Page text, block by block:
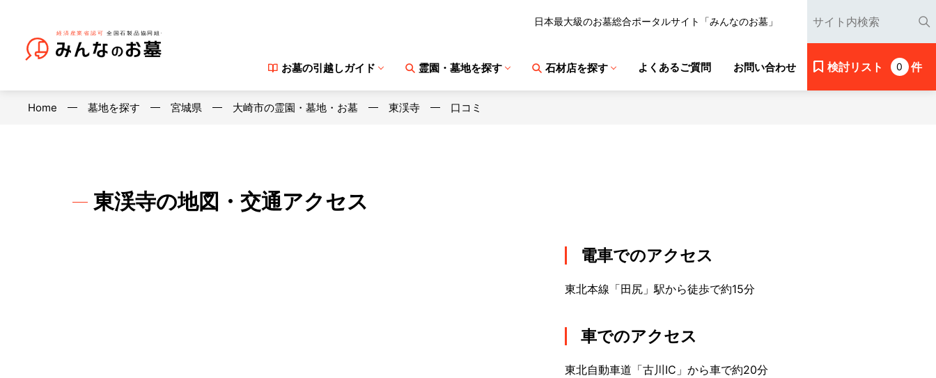
日本最大級のお墓総合ポータルサイト「みんなのお墓」
お墓の引越しガイド 霊園・墓地を探す 石材店を探す よくあるご質問 お問い合わせ 検討リスト 0 件
Home 墓地を探す 宮城県 大崎市の霊園・墓地・お墓 東渓寺 口コミ
東渓寺の地図・交通アクセス
電車でのアクセス
東北本線「田尻」駅から徒歩で約15分
車でのアクセス
東北自動車道「古川IC」から車で約20分